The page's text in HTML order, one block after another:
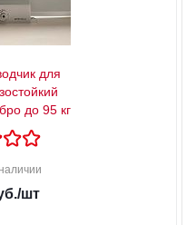
для
до 95 кг
/шт